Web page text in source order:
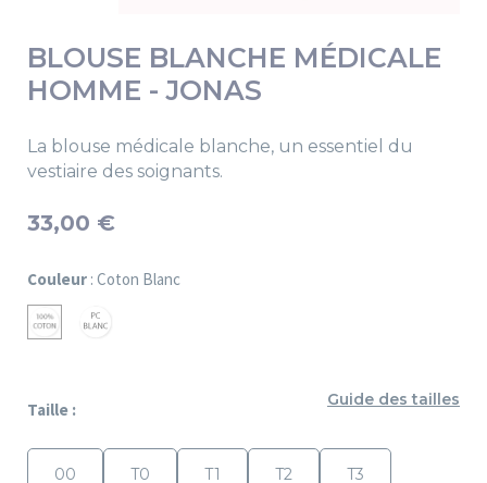
BLOUSE BLANCHE MÉDICALE
HOMME - JONAS
La blouse médicale blanche, un essentiel du
vestiaire des soignants.
33,00 €
Couleur : Coton Blanc
Coton
PC
Taille :
Guide des tailles
00 T0 T1 T2 T3